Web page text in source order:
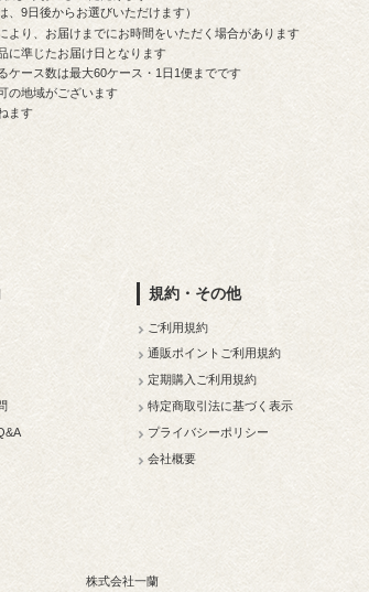
、9日後からお選びいただけます）
より、お届けまでにお時間をいただく場合があります
に準じたお届け日となります
ケース数は最大60ケース・1日1便までです
の地域がございます
ます
規約・その他
ご利用規約
通販ポイントご利用規約
定期購入ご利用規約
特定商取引法に基づく表示
プライバシーポリシー
会社概要
株式会社一蘭